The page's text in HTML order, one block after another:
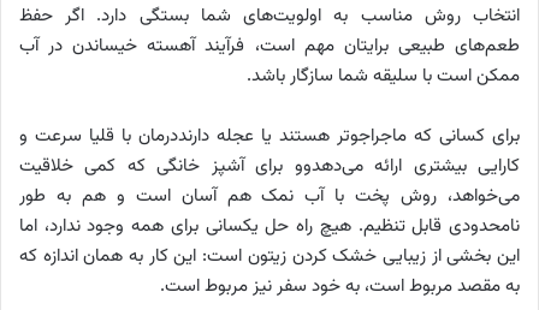
انتخاب روش مناسب به اولویت‌های شما بستگی دارد. اگر حفظ
طعم‌های طبیعی برایتان مهم است، فرآیند آهسته خیساندن در آب
ممکن است با سلیقه شما سازگار باشد.
برای کسانی که ماجراجوتر هستند یا عجله دارنددرمان با قلیا سرعت و
کارایی بیشتری ارائه می‌دهدوو برای آشپز خانگی که کمی خلاقیت
می‌خواهد، روش پخت با آب نمک هم آسان است و هم به طور
نامحدودی قابل تنظیم. هیچ راه حل یکسانی برای همه وجود ندارد، اما
این بخشی از زیبایی خشک کردن زیتون است: این کار به همان اندازه که
به مقصد مربوط است، به خود سفر نیز مربوط است.